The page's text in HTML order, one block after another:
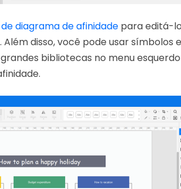
diagrama de afinidadepara editá-
disso, você pode usar símbolos
bibliotecas no menu